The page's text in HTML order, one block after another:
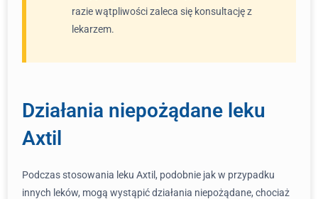
razie wątpliwości zaleca się konsultację z
lekarzem.
Działania niepożądane leku
Axtil
Podczas stosowania leku Axtil, podobnie jak w przypadku
innych leków, mogą wystąpić działania niepożądane, chociaż